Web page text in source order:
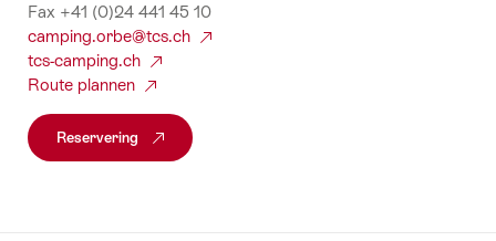
Fax +41 (0)24 441 45 10
camping.orbe@tcs.ch
tcs-camping.ch
Route plannen
Reservering